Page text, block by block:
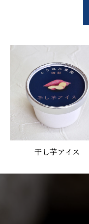
干し芋アイス